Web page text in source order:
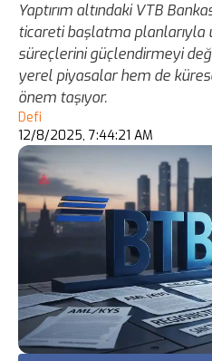
Yaptırım altındaki VTB
ticareti başlatma planlarıyla
süreçlerini güçlendirmeyi
yerel piyasalar hem de
önem taşıyor.
Defi
12/8/2025, 7:44:21 AM